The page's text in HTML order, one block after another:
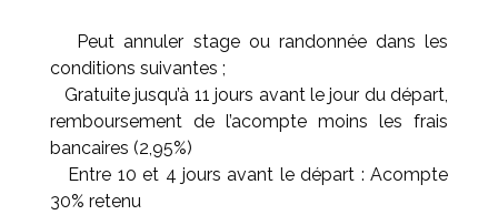
Peut annuler stage ou randonnée dans les
conditions suivantes ;
Gratuite jusqu’à 11 jours avant le jour du départ,
remboursement de l’acompte moins les frais
bancaires (2,95%)
Entre 10 et 4 jours avant le départ : Acompte
30% retenu